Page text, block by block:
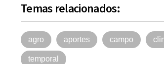
Temas relacionados:
agro aportes campo
temporal